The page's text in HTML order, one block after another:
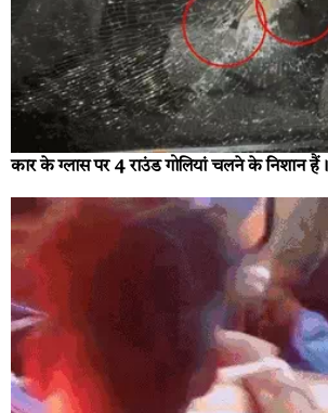
कार के ग्लास पर 4 राउंड गोलियां चलने के निशान हैं।